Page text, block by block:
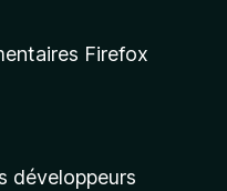
Firefox
développeurs